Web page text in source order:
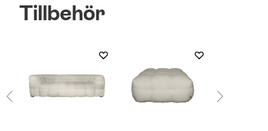
Tillbehör